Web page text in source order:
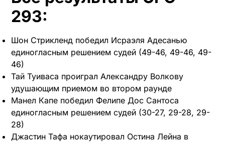
293:
Шон Стрикленд победил Исраэля Адесанью
единогласным решением судей (49-46, 49-46, 49-
46)
Тай Туиваса проиграл Александру Волкову
удушающим приемом во втором раунде
Манел Капе победил Фелипе Дос Сантоса
единогласным решением судей (30-27, 29-28, 29-
28)
Джастин Тафа нокаутировал Остина Лейна в